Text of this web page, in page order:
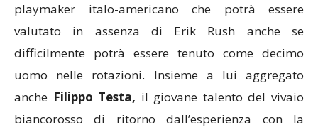
playmaker italo-americano che potrà essere
valutato in assenza di Erik Rush anche se
difficilmente potrà essere tenuto come decimo
uomo nelle rotazioni. Insieme a lui aggregato
anche Filippo Testa, il giovane talento del vivaio
biancorosso di ritorno dall’esperienza con la